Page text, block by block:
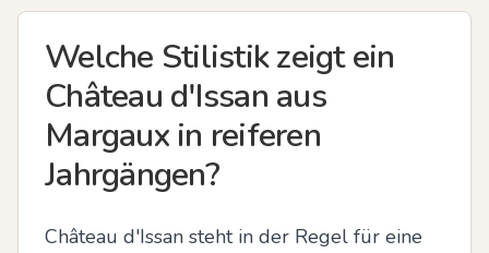
Welche Stilistik zeigt ein
Château d'Issan aus
Margaux in reiferen
Jahrgängen?
Château d'Issan steht in der Regel für eine